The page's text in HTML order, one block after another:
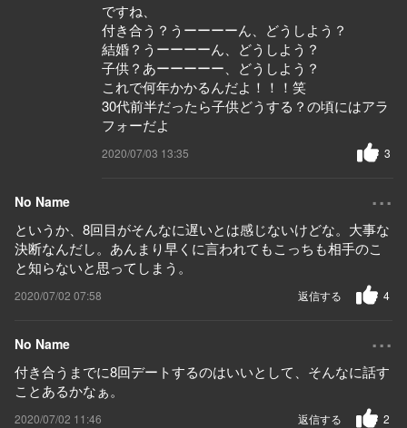
ですね、
付き合う？うーーーーん、どうしよう？
結婚？うーーーーん、どうしよう？
子供？あーーーーー、どうしよう？
これで何年かかるんだよ！！！笑
30代前半だったら子供どうする？の頃にはアラ
フォーだよ
2020/07/03 13:35 3
No Name ...
というか、8回目がそんなに遅いとは感じないけどな。大事な
決断なんだし。あんまり早くに言われてもこっちも相手のこ
と知らないと思ってしまう。
2020/07/02 07:58 4
返信する
No Name ...
付き合うまでに8回デートするのはいいとして、そんなに話す
ことあるかなぁ。
2020/07/02 11:46 2
返信する